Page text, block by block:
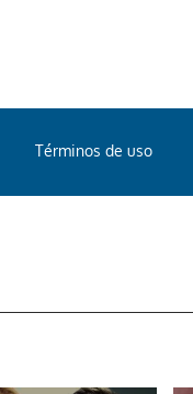
Términos de uso